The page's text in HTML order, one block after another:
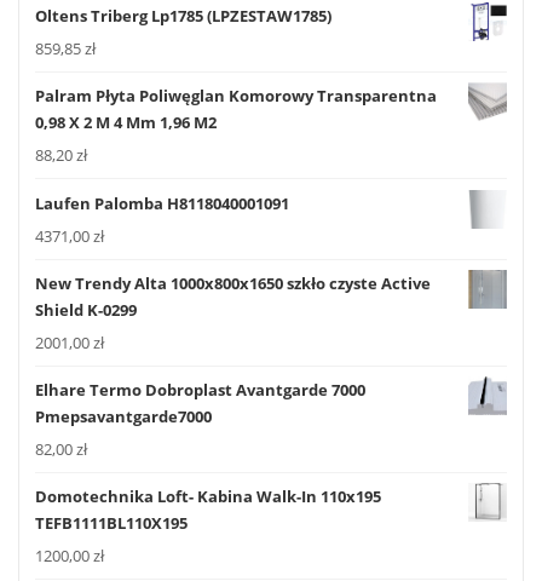
Oltens Triberg Lp1785 (LPZESTAW1785)
859,85zł
Palram Płyta Poliwęglan Komorowy Transparentna
0,98 X 2 M 4 Mm 1,96 M2
88,20zł
Laufen Palomba H8118040001091
4371,00zł
New Trendy Alta 1000x800x1650 szkło czyste Active
Shield K-0299
2001,00zł
Elhare Termo Dobroplast Avantgarde 7000
Pmepsavantgarde7000
82,00zł
Domotechnika Loft- Kabina Walk-In 110x195
TEFB1111BL110X195
1200,00zł